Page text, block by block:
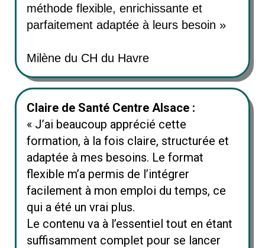
méthode flexible, enrichissante et
parfaitement adaptée à leurs besoin »
Milène du CH du Havre
Claire de Santé Centre Alsace :
« J’ai beaucoup apprécié cette
formation, à la fois claire, structurée et
adaptée à mes besoins. Le format
flexible m’a permis de l’intégrer
facilement à mon emploi du temps, ce
qui a été un vrai plus.
Le contenu va à l’essentiel tout en étant
suffisamment complet pour se lancer